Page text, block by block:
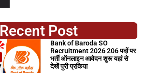
Recent Post
Bank of Baroda SO
Recruitment 2026 206 पदों पर
भर्ती ऑनलाइन आवेदन शुरू यहां से
देखें पुरी प्रकिया